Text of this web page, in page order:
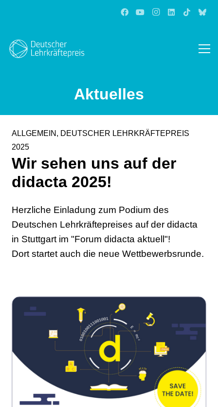
Aktuelles
ALLGEMEIN , DEUTSCHER LEHRKRÄFTEPREIS
2025
Wir sehen uns auf der
didacta 2025!
Herzliche Einladung zum Podium des
Deutschen Lehrkräftepreises auf der didacta
in Stuttgart im "Forum didacta aktuell"!
Dort startet auch die neue Wettbewerbsrunde.